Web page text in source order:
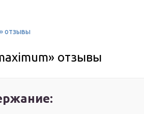
отзывы
отзывы